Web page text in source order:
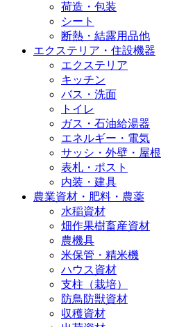
荷造・包装
シート
断熱・結露用品他
エクステリア・住設機器
エクステリア
キッチン
バス・洗面
トイレ
ガス・石油給湯器
エネルギー・電気
サッシ・外壁・屋根
表札・ポスト
内装・建具
農業資材・肥料・農薬
水稲資材
畑作果樹畜産資材
農機具
米保管・精米機
ハウス資材
支柱（栽培）
防鳥防獣資材
収穫資材